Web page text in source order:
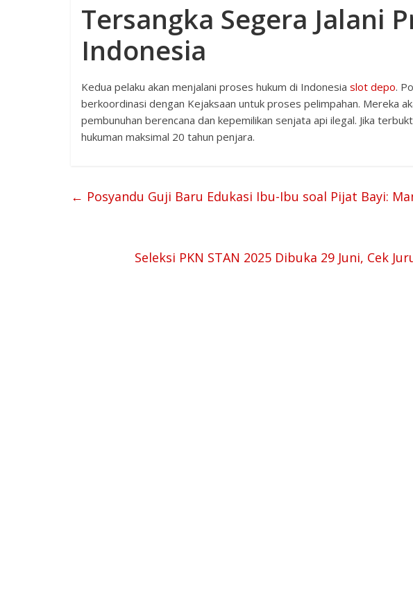
Tersangka Segera Jalani
Indonesia
Kedua pelaku akan menjalani proses hukum di Indonesia slot depo.
berkoordinasi dengan Kejaksaan untuk proses pelimpahan. Mereka
pembunuhan berencana dan kepemilikan senjata api ilegal. Jika
hukuman maksimal 20 tahun penjara.
← Posyandu Guji Baru Edukasi Ibu-Ibu soal Pijat Bayi:
Seleksi PKN STAN 2025 Dibuka 29 Juni, Cek